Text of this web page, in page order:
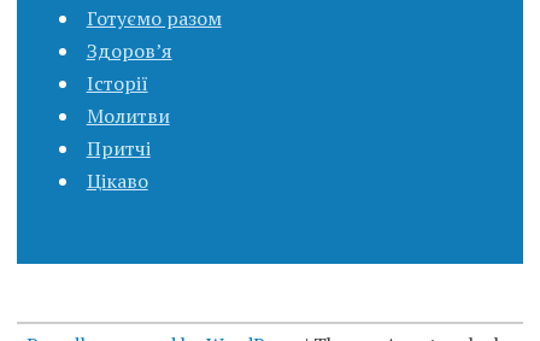
Готуємо разом
Здоров’я
Історії
Молитви
Притчі
Цікаво